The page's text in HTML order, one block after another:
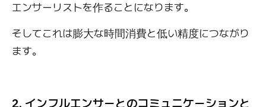
エンサーリストを作ることになります。
そしてこれは膨大な時間消費と低い精度につながり
ます。
2. インフルエンサーとのコミュニケーションと